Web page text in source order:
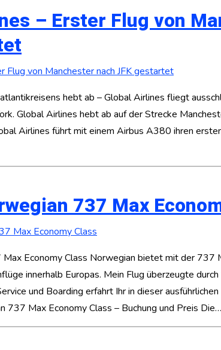
– Erster Flug von
hebt ab – Global Airlines fliegt
Global Airlines hebt ab auf der Strecke
Airlines führt mit einem Airbus A380 ihren
737 Max
Economy Class Norwegian bietet mit der 737
innerhalb Europas. Mein Flug überzeugte
und Boarding erfahrt Ihr in dieser
737 Max Economy Class – Buchung und Preis Die…